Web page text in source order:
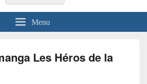
Menu
Les Héros de la